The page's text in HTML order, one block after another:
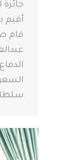
أقيم
قام